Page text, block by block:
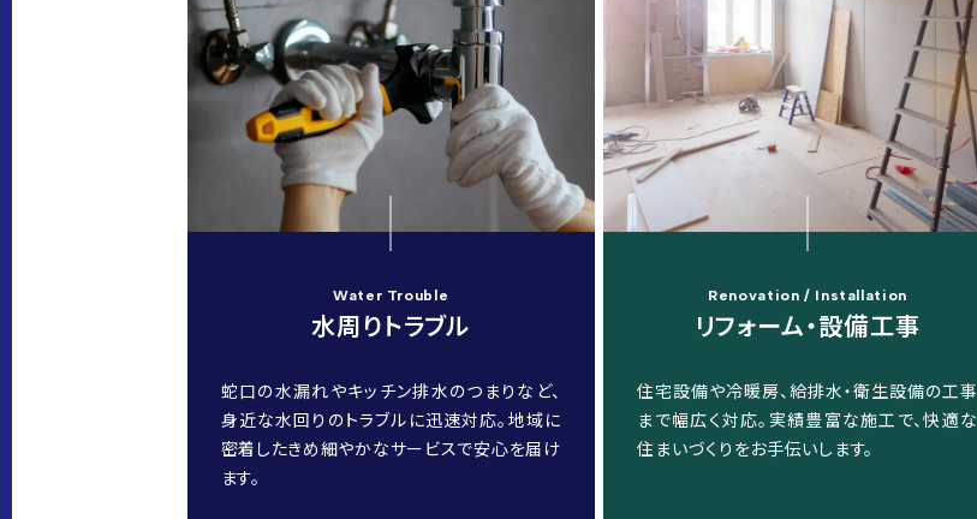
Water Trouble
水周りトラブル
蛇口の水漏れやキッチン排水のつまりなど、
身近な水回りのトラブルに迅速対応。地域に
密着したきめ細やかなサービスで安心を届け
ます。
Renovation / Installation
リフォーム・設備工事
住宅設備や冷暖房、給排水・衛生設備の工事
まで幅広く対応。実績豊富な施工で、快適な
住まいづくりをお手伝いします。